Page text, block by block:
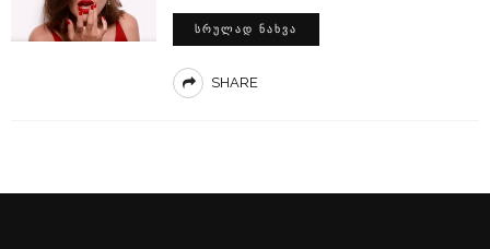
ᲡᲠᲣᲚᲐᲓ ᲜᲐᲮᲕᲐ
SHARE